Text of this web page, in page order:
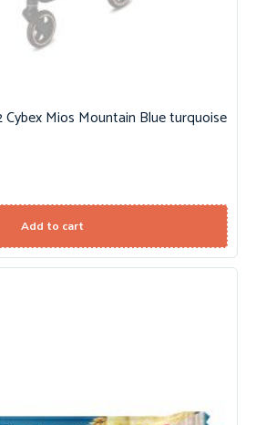
Mios Mountain Blue turquoise
Add to cart